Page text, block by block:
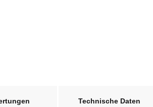
Technische Daten